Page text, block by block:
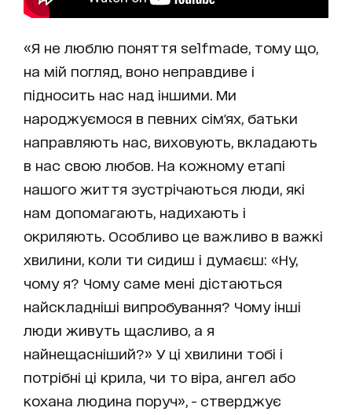
«Я не люблю поняття selfmade, тому що,
на мій погляд, воно неправдиве і
підносить нас над іншими. Ми
народжуємося в певних сім'ях, батьки
направляють нас, виховують, вкладають
в нас свою любов. На кожному етапі
нашого життя зустрічаються люди, які
нам допомагають, надихають і
окриляють. Особливо це важливо в важкі
хвилини, коли ти сидиш і думаєш: «Ну,
чому я? Чому саме мені дістаються
найскладніші випробування? Чому інші
люди живуть щасливо, а я
найнещасніший?» У ці хвилини тобі і
потрібні ці крила, чи то віра, ангел або
кохана людина поруч», - стверджує